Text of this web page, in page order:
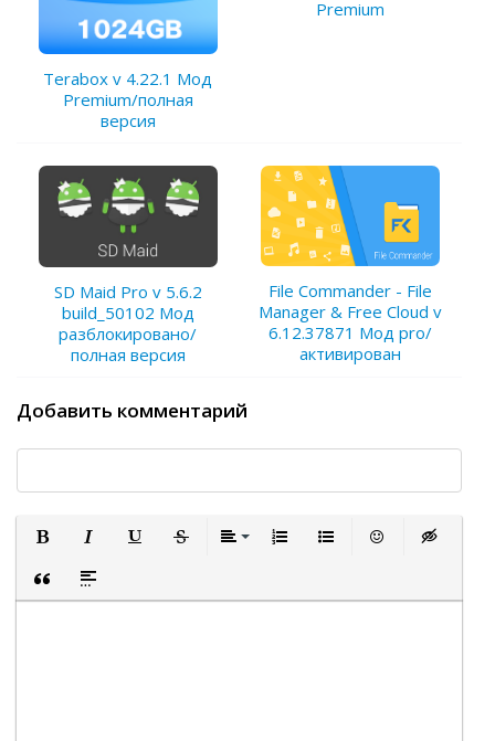
Terabox v 4.22.1 Мод
Premium/полная
версия
Premium
SD Maid Pro v 5.6.2
build_50102 Мод
разблокировано/
полная версия
File Commander - File
Manager & Free Cloud v
6.12.37871 Мод pro/
активирован
Добавить комментарий
Вставка цитаты
Вставка спойлера